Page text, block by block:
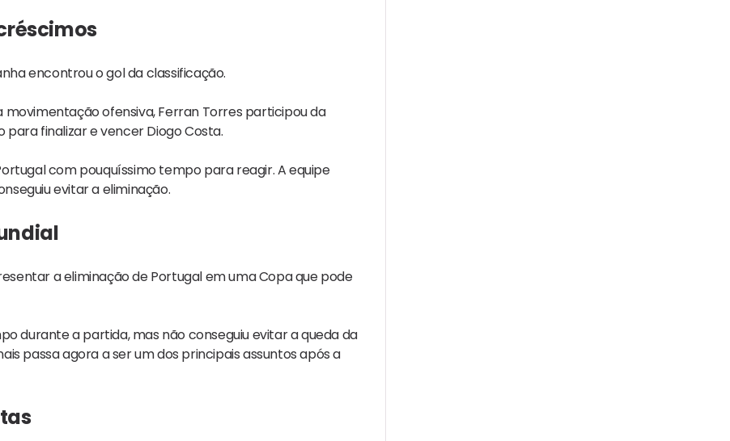
encontrou o gol da classificação.
ofensiva, Ferran Torres participou da
finalizar e vencer Diogo Costa.
com pouquíssimo tempo para reagir. A equipe
evitar a eliminação.
a eliminação de Portugal em uma Copa que pode
durante a partida, mas não conseguiu evitar a queda da
passa agora a ser um dos principais assuntos após a